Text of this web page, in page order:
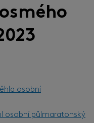
osobní
osobní půlmaratonský